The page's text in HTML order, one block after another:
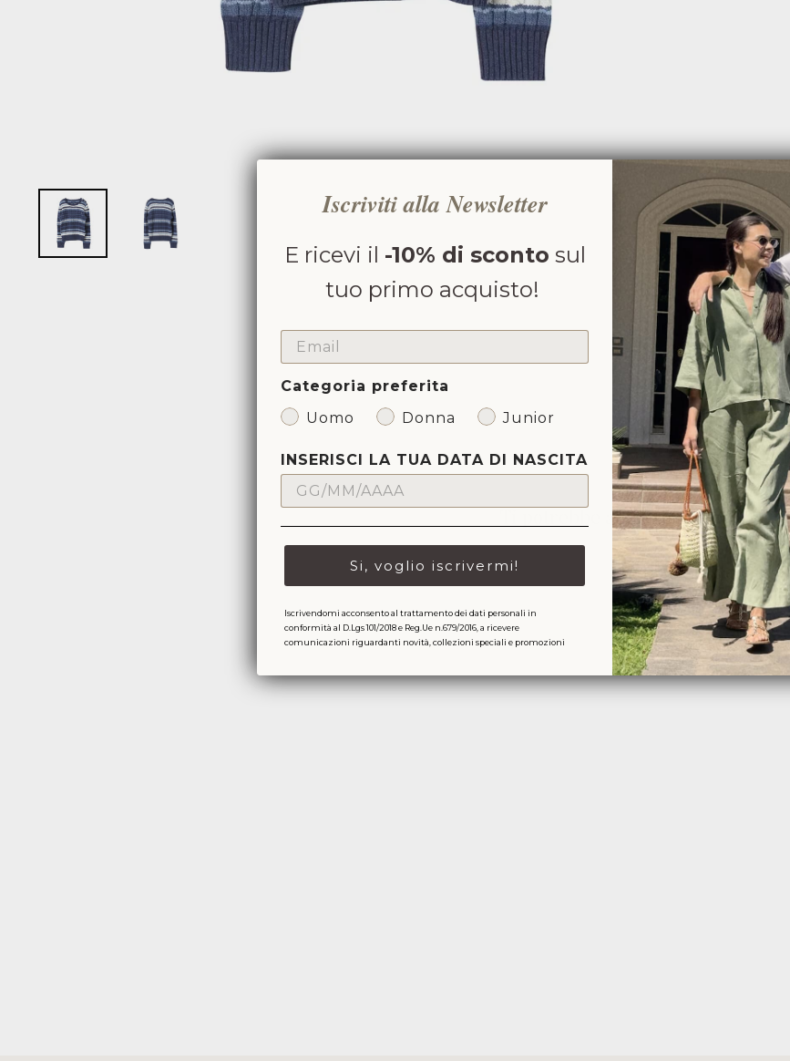
Ti potrebbe anche piacere
Sold Out
Iscriviti alla Newsletter
E ricevi il -10% di sconto sul
tuo primo acquisto!
EMAIL
Categoria preferita
Uomo
Donna Junior
INSERISCI LA TUA DATA DI NASCITA
Si, voglio iscrivermi!
Iscrivendomi acconsento al trattamento dei dati personali in
conformità al D.Lgs 101/2018 e Reg.Ue n.679/2016, a ricevere
comunicazioni riguardanti novità, collezioni speciali e promozioni